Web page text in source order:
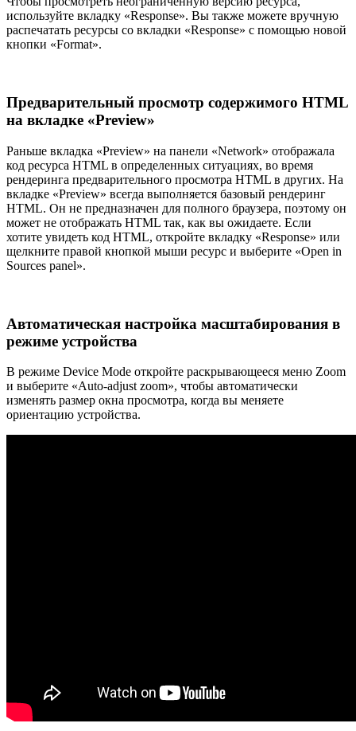
используйте вкладку «Response». Вы также можете вручную
распечатать ресурсы со вкладки «Response» с помощью новой
кнопки «Format».
Предварительный просмотр содержимого HTML
на вкладке «Preview»
Раньше вкладка «Preview» на панели «Network» отображала
код ресурса HTML в определенных ситуациях, во время
рендеринга предварительного просмотра HTML в других. На
вкладке «Preview» всегда выполняется базовый рендеринг
HTML. Он не предназначен для полного браузера, поэтому он
может не отображать HTML так, как вы ожидаете. Если
хотите увидеть код HTML, откройте вкладку «Response» или
щелкните правой кнопкой мыши ресурс и выберите «Open in
Sources panel».
Автоматическая настройка масштабирования в
режиме устройства
В режиме Device Mode откройте раскрывающееся меню Zoom
и выберите «Auto-adjust zoom», чтобы автоматически
изменять размер окна просмотра, когда вы меняете
ориентацию устройства.